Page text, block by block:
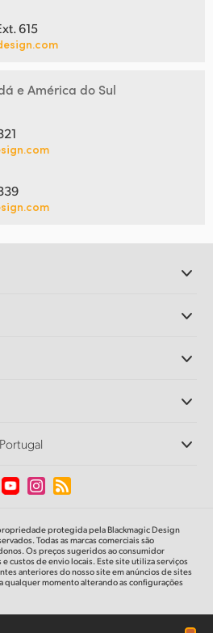
615
e América do Sul
Portugal
protegida pela Blackmagic Design
Todas as marcas comerciais são
Os preços sugeridos ao consumidor
custos de envio locais. Este site utiliza serviços
anteriores do nosso site em anúncios de sites
qualquer momento alterando as configurações